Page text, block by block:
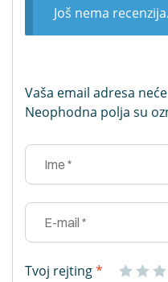
Još nema recenzija.
Vaša email adresa
Neophodna polja su
Tvoj rejting*